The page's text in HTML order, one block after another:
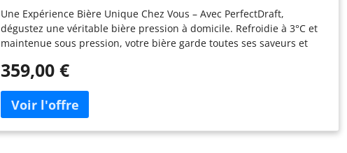
Température – Idée Cadeau Amateur Bière
Une Expérience Bière Unique Chez Vous – Avec PerfectDraft,
dégustez une véritable bière pression à domicile. Refroidie à 3°C et
maintenue sous pression, votre bière garde toutes ses saveurs et
Avec Fût Tripel Karmeliet 6L Inclus – Ce pack contient la machine
soit environ 10 pintes de bière pression. Idéal pour découvrir le
plaisir de déguster une Tripel Karmeliet bien fraîche à la maison ou
entre amis Cette bière de fermentation basse à 5° d’alcool vous
359,00 €